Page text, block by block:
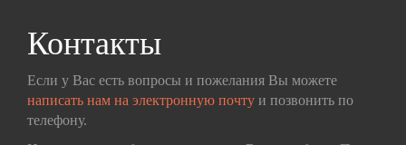
Контакты
Если у Вас есть вопросы и пожелания Вы можете
написать нам на электронную почту и позвонить по
телефону.